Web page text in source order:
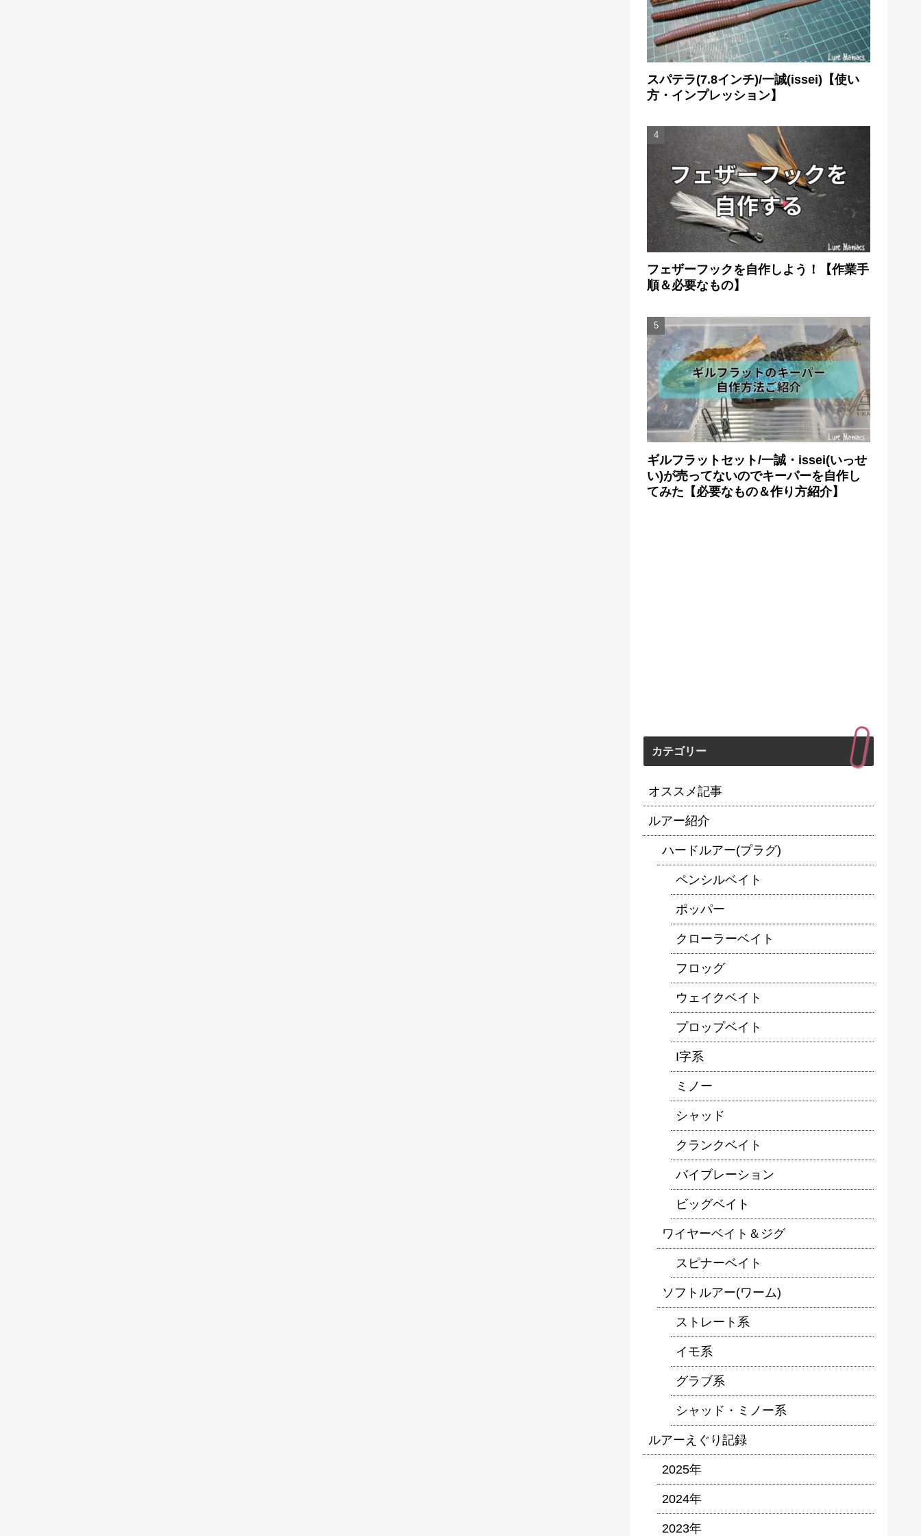
スパテラ(7.8インチ)/一誠(issei)【使い
方・インプレッション】
フェザーフックを自作しよう！【作業手
順＆必要なもの】
ギルフラットセット/一誠・issei(いっせ
い)が売ってないのでキーパーを自作し
てみた【必要なもの＆作り方紹介】
カテゴリー
オススメ記事
ルアー紹介
ハードルアー(プラグ)
ペンシルベイト
ポッパー
クローラーベイト
フロッグ
ウェイクベイト
プロップベイト
I字系
ミノー
シャッド
クランクベイト
バイブレーション
ビッグベイト
ワイヤーベイト＆ジグ
スピナーベイト
ソフトルアー(ワーム)
ストレート系
イモ系
グラブ系
シャッド・ミノー系
ルアーえぐり記録
2025年
2024年
2023年